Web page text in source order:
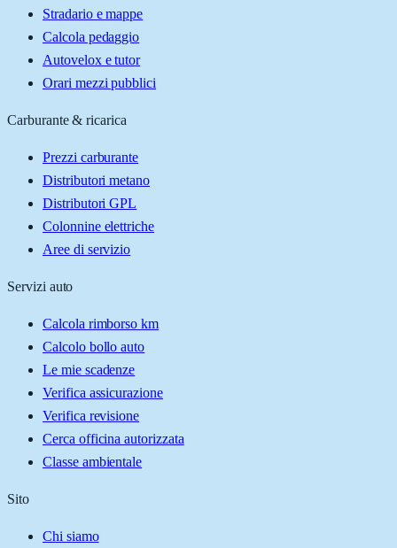
Stradario e mappe
Calcola pedaggio
Autovelox e tutor
Orari mezzi pubblici
Carburante & ricarica
Prezzi carburante
Distributori metano
Distributori GPL
Colonnine elettriche
Aree di servizio
Servizi auto
Calcola rimborso km
Calcolo bollo auto
Le mie scadenze
Verifica assicurazione
Verifica revisione
Cerca officina autorizzata
Classe ambientale
Sito
Chi siamo